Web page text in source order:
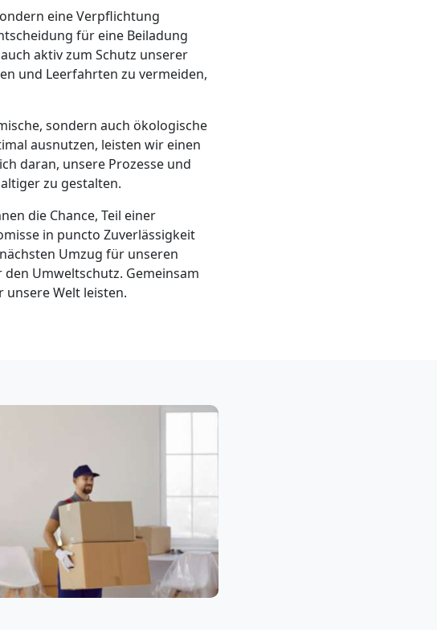
eine Verpflichtung
für eine Beiladung
aktiv zum Schutz unserer
und Leerfahrten zu vermeiden,
sondern auch ökologische
ausnutzen, leisten wir einen
daran, unsere Prozesse und
zu gestalten.
die Chance, Teil einer
in puncto Zuverlässigkeit
Umzug für unseren
Umweltschutz. Gemeinsam
Welt leisten.